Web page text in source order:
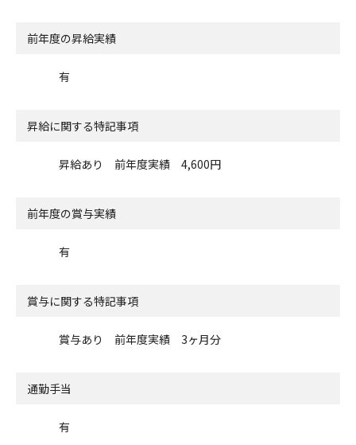
前年度の昇給実績
有
昇給に関する特記事項
昇給あり 前年度実績 4,600円
前年度の賞与実績
有
賞与に関する特記事項
賞与あり 前年度実績 3ヶ月分
通勤手当
有